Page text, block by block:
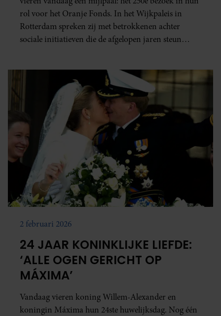
rol voor het Oranje Fonds. In het Wijkpaleis in
Rotterdam spreken zij met betrokkenen achter
sociale initiatieven die de afgelopen jaren steun
2 februari 2026
24 JAAR KONINKLIJKE LIEFDE:
‘ALLE OGEN GERICHT OP
MÁXIMA’
Vandaag vieren koning Willem-Alexander en
koningin Máxima hun 24ste huwelijksdag. Nog één